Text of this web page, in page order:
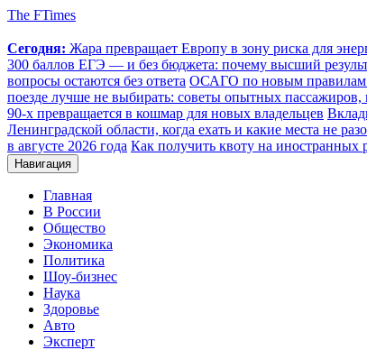
The FTimes
Сегодня: Жара превращает Европу в зону риска для
300 баллов ЕГЭ — и без бюджета: почему высший
вопросы остаются без ответа ОСАГО по новым правилам:
поезде лучше не выбирать: советы опытных пассажиров,
90-х превращается в кошмар для новых владельцев
Ленинградской области, когда ехать и какие места не
в августе 2026 года Как получить квоту на иностранных
Навигация
Главная
В России
Общество
Экономика
Политика
Шоу-бизнес
Наука
Здоровье
Авто
Эксперт